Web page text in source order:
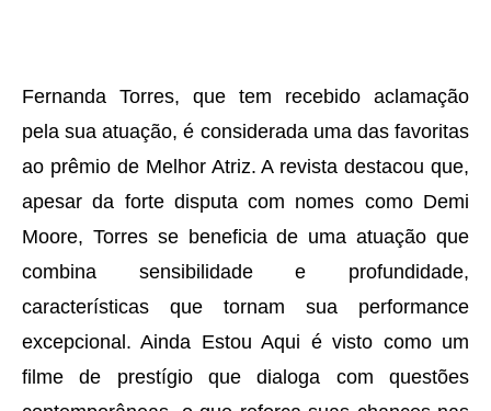
Fernanda Torres, que tem recebido aclamação
pela sua atuação, é considerada uma das favoritas
ao prêmio de Melhor Atriz. A revista destacou que,
apesar da forte disputa com nomes como Demi
Moore, Torres se beneficia de uma atuação que
combina sensibilidade e profundidade,
características que tornam sua performance
excepcional. Ainda Estou Aqui é visto como um
filme de prestígio que dialoga com questões